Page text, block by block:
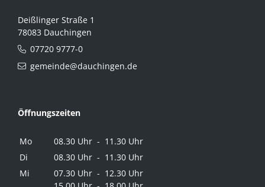
Deißlinger Straße 1
78083 Dauchingen
07720 9777-0
gemeinde@dauchingen.de
Öffnungszeiten
Mo
08.30 Uhr - 11.30 Uhr
Di
08.30 Uhr - 11.30 Uhr
Mi
07.30 Uhr - 12.30 Uhr